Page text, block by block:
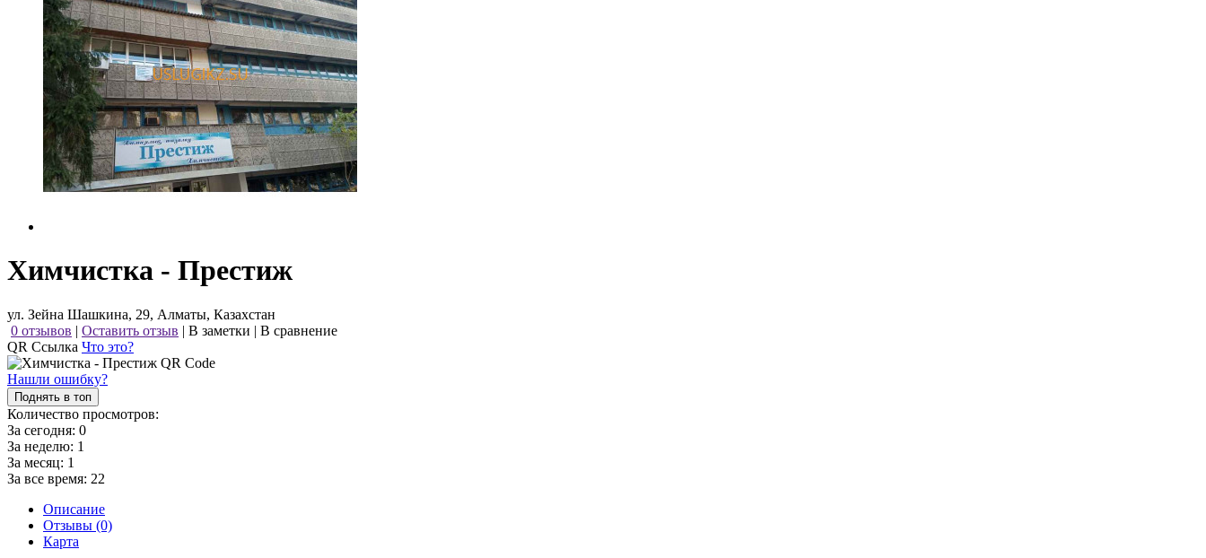
Химчистка - Престиж
ул. Зейна Шашкина, 29, Алматы, Казахстан
0 отзывов | Оставить отзыв | В заметки | В сравнение
QR Ссылка Что это?
Нашли ошибку?
Поднять в топ
Количество просмотров:
За сегодня: 0
За неделю: 1
За месяц: 1
За все время: 22
Описание
Отзывы (0)
Карта